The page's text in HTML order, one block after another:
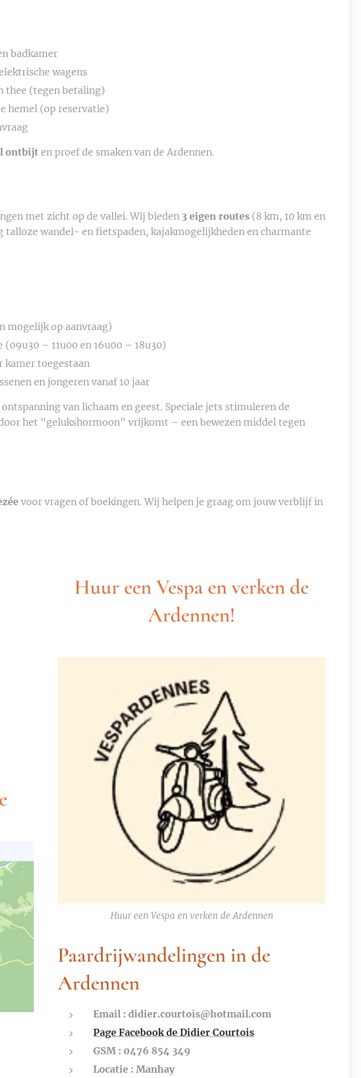
badkamer
wagens
thee (tegen betaling)
hemel (op reservatie)
ontbijt en proef de smaken van de Ardennen.
met zicht op de vallei. Wij bieden 3 eigen routes(8 km, 10 km en
talloze wandel- en fietspaden, kajakmogelijkheden en charmante
mogelijk op aanvraag)
(09u30 – 11u00 en 16u00 – 18u30)
kamer toegestaan
en jongeren vanaf 10 jaar
van lichaam en geest. Speciale jets stimuleren de
het "gelukshormoon" vrijkomt – een bewezen middel tegen
voor vragen of boekingen. Wij helpen je graag om jouw verblijf in
Huur een Vespa en verken de
Ardennen!
Huur een Vespa en verken de Ardennen
Paardrijwandelingen in de
Ardennen
Email : didier.courtois@hotmail.com
Page Facebook de Didier Courtois
GSM : 0476 854 349
Locatie : Manhay